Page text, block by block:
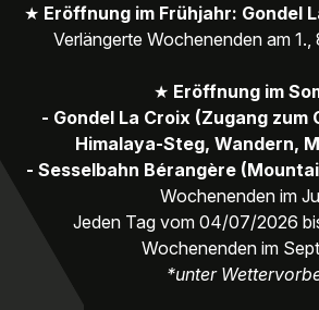
★ Eröffnung im Frühjahr: Gondel
Verlängerte Wochenenden am 1.,
★ Eröffnung im
- Gondel La Croix (Zugang zum
Himalaya-Steg, Wandern,
- Sesselbahn Bérangère
Wochenenden im
Jeden Tag vom 04/07/2026
Wochenenden im
*unter